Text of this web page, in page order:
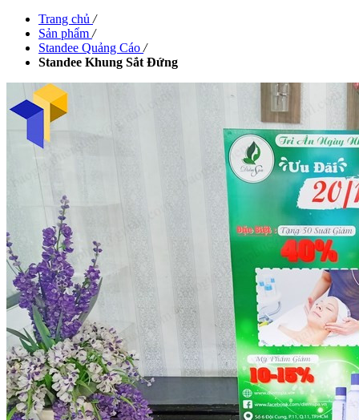
Trang chủ /
Sản phẩm /
Standee Quảng Cáo /
Standee Khung Sắt Đứng